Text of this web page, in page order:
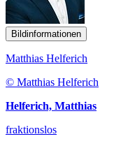
Bildinformationen
Matthias Helferich
© Matthias Helferich
Helferich, Matthias
fraktionslos